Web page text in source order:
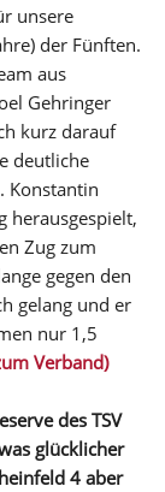
unsere
der Fünften.
aus
Gehringer
kurz darauf
deutliche
Konstantin
herausgespielt,
Zug zum
gegen den
gelang und er
nur 1,5
Verband)
des TSV
glücklicher
4 aber